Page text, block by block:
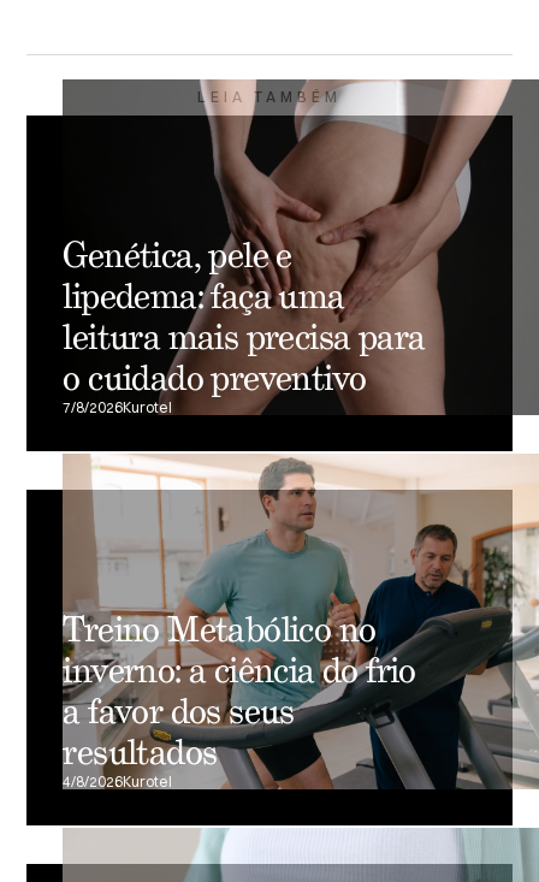
LEIA TAMBÉM
Genética, pele e
lipedema: faça uma
leitura mais precisa para
o cuidado preventivo
7/8/2026Kurotel
Treino Metabólico no
inverno: a ciência do frio
a favor dos seus
resultados
4/8/2026Kurotel